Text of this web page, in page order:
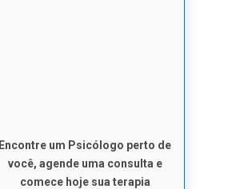
Encontre um Psicólogo perto de
você, agende uma consulta e
comece hoje sua terapia